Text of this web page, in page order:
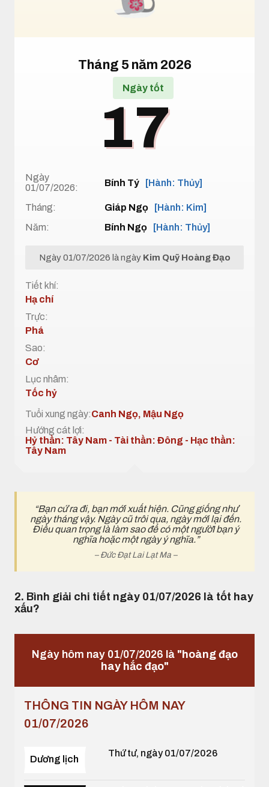
Tháng 5 năm 2026
Ngày tốt
17
Ngày
01/07/2026:
Bính Tý [Hành: Thủy]
Tháng: Giáp Ngọ
[Hành: Kim]
Năm:
Bính Ngọ [Hành: Thủy]
Ngày 01/07/2026 là ngày Kim Quỹ Hoàng Đạo
Tiết khí:
Hạ chí
Trực:
Phá
Sao:
Cơ
Lục nhâm:
Tốc hỷ
Tuổi xung ngày:Canh Ngọ, Mậu Ngọ
Hướng cát lợi:
Hỷ thần: Tây Nam - Tài thần: Đông - Hạc thần:
Tây Nam
“Bạn cứ ra đi, bạn mới xuất hiện. Cũng giống như
ngày tháng vậy. Ngày cũ trôi qua, ngày mới lại đến.
Điều quan trọng là làm sao để có một ngườI bạn ý
nghĩa hoặc một ngày ý nghĩa.”
– Đức Đạt Lai Lạt Ma –
2. Bình giải chi tiết ngày 01/07/2026 là tốt hay
xấu?
Ngày hôm nay 01/07/2026 là "hoàng đạo
hay hắc đạo"
THÔNG TIN NGÀY HÔM NAY
01/07/2026
Dương lịch
Thứ tư, ngày 01/07/2026